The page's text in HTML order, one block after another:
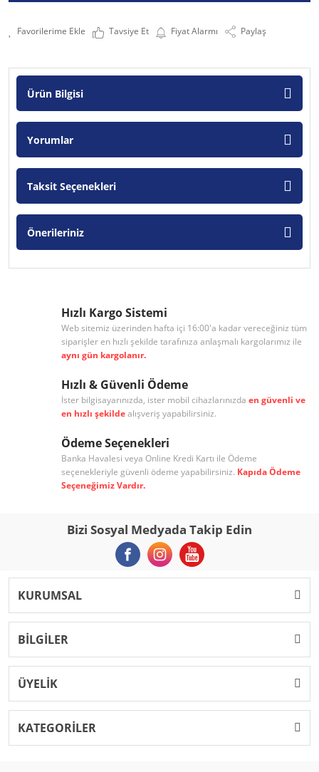
Tavsiye Et Fiyat Alarmı Paylaş
Ürün Bilgisi
Yorumlar
Taksit Seçenekleri
Önerileriniz
Hızlı Kargo Sistemi
Web sitemiz üzerinden hafta içi 16:00'a kadar vereceğiniz tüm
siparişler en hızlı şekilde tarafınıza anlaşmalı kargolarımız ile
aynı gün kargolanır.
Hızlı & Güvenli Ödeme
İster bilgisayarınızda, ister mobil cihazlarınızda en güvenli ve
en hızlı şekildealışveriş yapabilirsiniz.
Ödeme Seçenekleri
Banka Havalesi veya Online Kredi Kartı ile Ödeme
seçenekleriyle güvenli ödeme yapabilirsiniz. Kapıda Ödeme
Seçeneğimiz Vardır.
Bizi Sosyal Medyada Takip Edin
KURUMSAL
BİLGİLER
ÜYELİK
KATEGORİLER